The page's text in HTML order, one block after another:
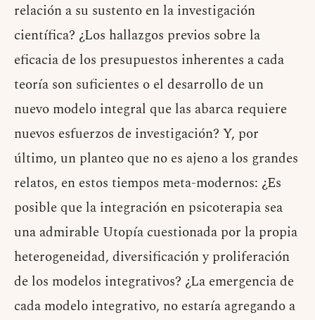
relación a su sustento en la investigación
científica? ¿Los hallazgos previos sobre la
eficacia de los presupuestos inherentes a cada
teoría son suficientes o el desarrollo de un
nuevo modelo integral que las abarca requiere
nuevos esfuerzos de investigación? Y, por
último, un planteo que no es ajeno a los grandes
relatos, en estos tiempos meta-modernos: ¿Es
posible que la integración en psicoterapia sea
una admirable Utopía cuestionada por la propia
heterogeneidad, diversificación y proliferación
de los modelos integrativos? ¿La emergencia de
cada modelo integrativo, no estaría agregando a